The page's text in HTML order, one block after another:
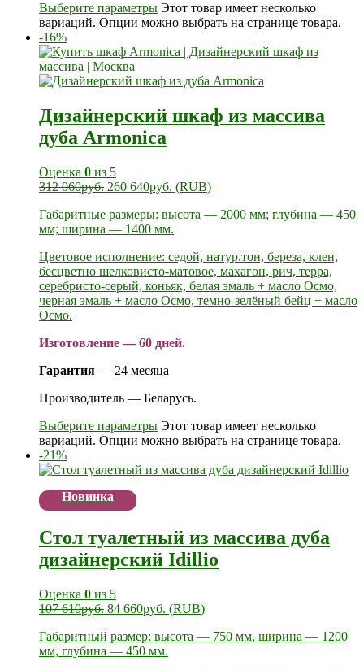
Выберите параметры Этот товар имеет несколько
вариаций. Опции можно выбрать на странице товара.
-16%
Дизайнерский шкаф из массива
дуба Armonica
Оценка 0 из 5
312 060руб. 260 640руб. (RUB)
Габаритные размеры: высота — 2000 мм; глубина — 450
мм; ширина — 1400 мм.
Цветовое исполнение: седой, натур.тон, береза, клен,
бесцветно шелковисто-матовое, махагон, рич, терра,
серебристо-серый, коньяк, белая эмаль + масло Осмо,
черная эмаль + масло Осмо, темно-зелёный бейц + масло
Осмо.
Изготовление — 60 дней.
Гарантия — 24 месяца
Производитель — Беларусь.
Выберите параметры Этот товар имеет несколько
вариаций. Опции можно выбрать на странице товара.
-21%
Новинка
Стол туалетный из массива дуба
дизайнерский Idillio
Оценка 0 из 5
107 610руб. 84 660руб. (RUB)
Габаритный размер: высота — 750 мм, ширина — 1200
мм, глубина — 450 мм.